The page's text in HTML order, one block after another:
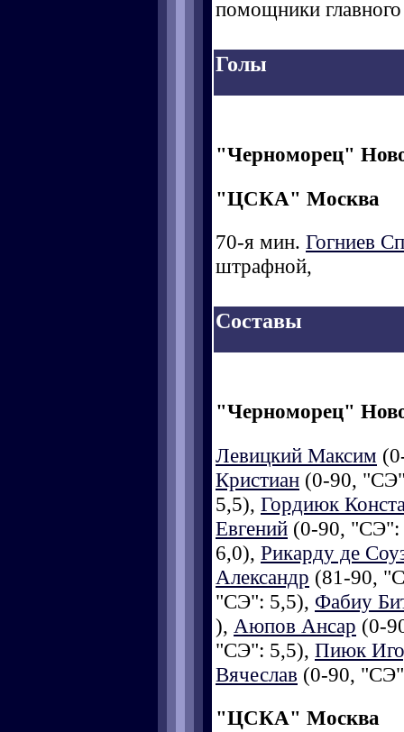
помощники
Голы
"Черноморец"
"ЦСКА" Москва
70-я мин. Гогниев
штрафной,
Составы
"Черноморец"
Левицкий Максим
Кристиан (0-90,
5,5), Гордиюк
Евгений (0-90,
6,0), Рикарду де
Александр (81-90,
"СЭ": 5,5), Фабиу
), Аюпов Ансар (0-
"СЭ": 5,5), Пиюк
Вячеслав (0-90,
"ЦСКА" Москва